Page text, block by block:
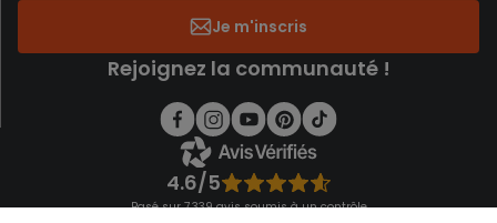
Je m'inscris
Rejoignez la communauté !
4.6/5
Basé sur 7 339 avis soumis à un contrôle